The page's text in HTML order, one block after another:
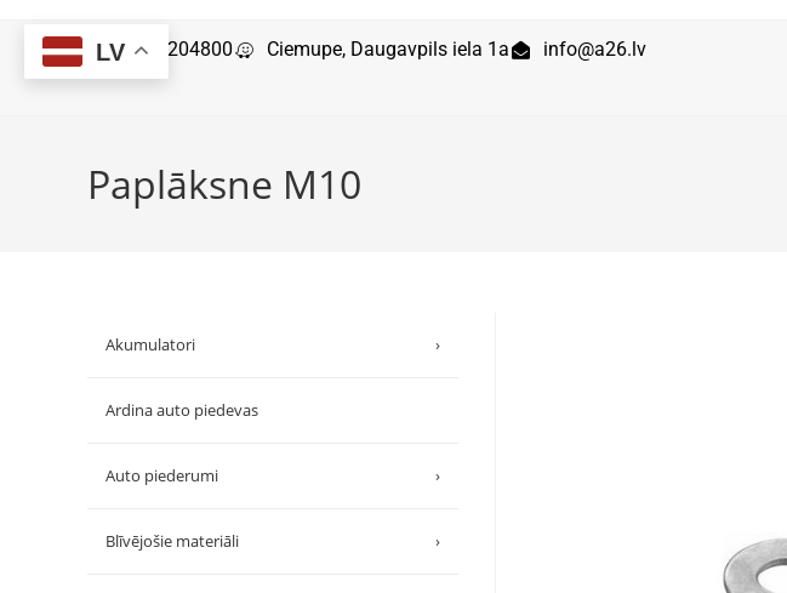
29204800 Ciemupe, Daugavpils iela 1a info@a26.lv
Paplāksne M10
Akumulatori ›
Ardina auto piedevas
Auto piederumi ›
Blīvējošie materiāli ›
LV